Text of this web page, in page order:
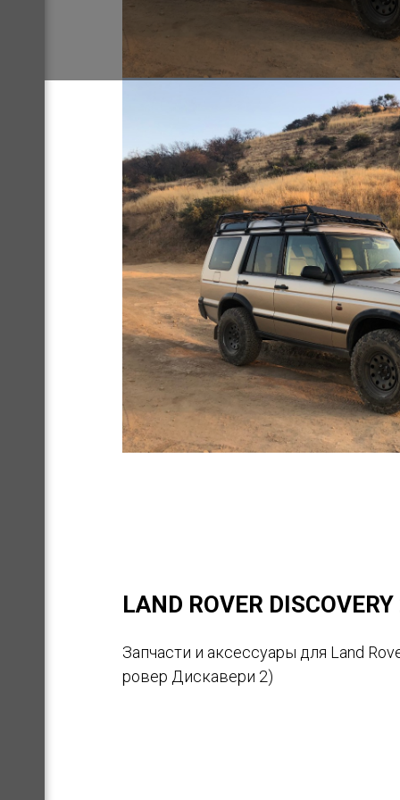
LAND ROVER DISCOVERY
Запчасти и аксессуары для Land
ровер Дискавери 2)